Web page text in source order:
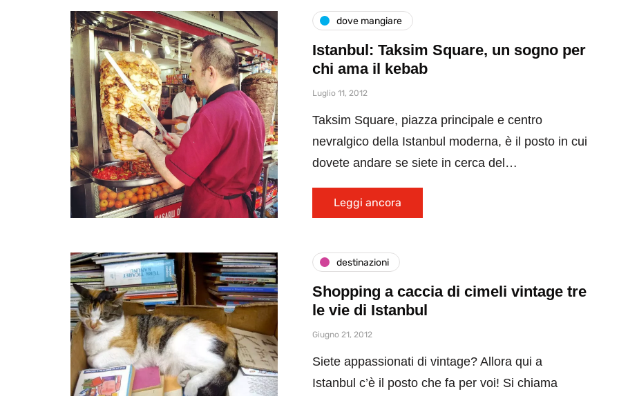
dove mangiare
Istanbul: Taksim Square, un sogno per
chi ama il kebab
Luglio 11, 2012
Taksim Square, piazza principale e centro
nevralgico della Istanbul moderna, è il posto in cui
dovete andare se siete in cerca del…
Leggi ancora
destinazioni
Shopping a caccia di cimeli vintage tre
le vie di Istanbul
Giugno 21, 2012
Siete appassionati di vintage? Allora qui a
Istanbul c’è il posto che fa per voi! Si chiama